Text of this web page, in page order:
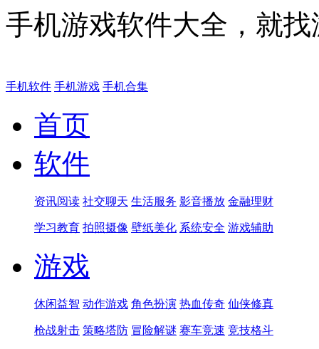
手机游戏软件大全，就
手机软件 手机游戏 手机合集
首页
软件
资讯阅读 社交聊天 生活服务 影音播放 金融理财
学习教育 拍照摄像 壁纸美化 系统安全 游戏辅助
游戏
休闲益智 动作游戏 角色扮演 热血传奇 仙侠修真
枪战射击 策略塔防 冒险解谜 赛车竞速 竞技格斗